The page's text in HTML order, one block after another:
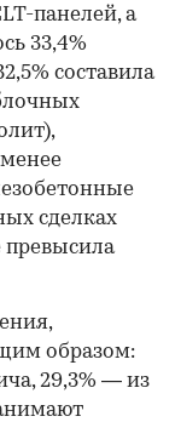
панелей, а
33,4%
составила
сделках
превысила
образом:
29,3% — из